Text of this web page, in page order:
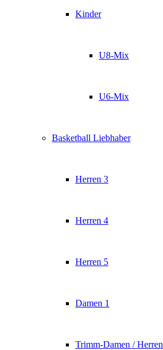
Kinder
U8-Mix
U6-Mix
Basketball Liebhaber
Herren 3
Herren 4
Herren 5
Damen 1
Trimm-Damen / Herren